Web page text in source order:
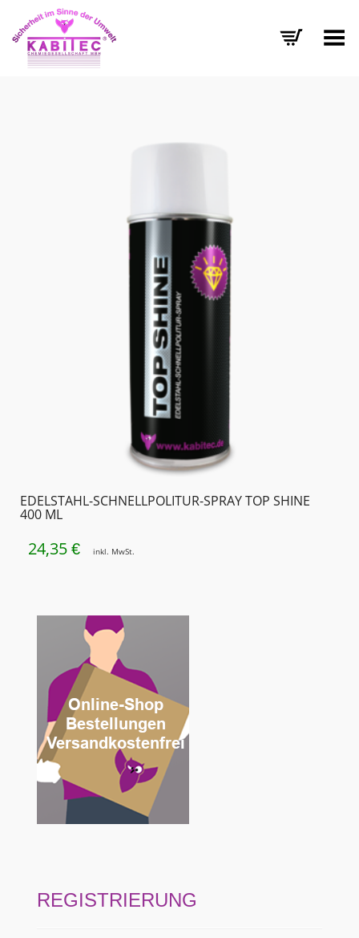
Menü umschalten
EDELSTAHL-SCHNELLPOLITUR-SPRAY TOP SHINE
400 ML
24,35 € inkl. MwSt.
REGISTRIERUNG